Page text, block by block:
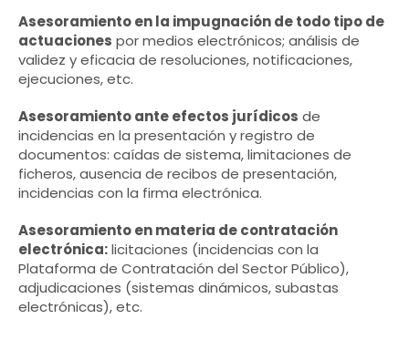
Asesoramiento en la impugnación de todo tipo de
actuaciones por medios electrónicos; análisis de
validez y eficacia de resoluciones, notificaciones,
ejecuciones, etc.
Asesoramiento ante efectos jurídicos de
incidencias en la presentación y registro de
documentos: caídas de sistema, limitaciones de
ficheros, ausencia de recibos de presentación,
incidencias con la firma electrónica.
Asesoramiento en materia de contratación
electrónica:licitaciones (incidencias con la
Plataforma de Contratación del Sector Público),
adjudicaciones (sistemas dinámicos, subastas
electrónicas), etc.